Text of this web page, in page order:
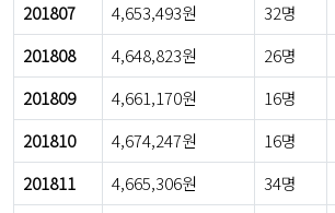
201807
4,653,493원 32명
201808
4,648,823원 26명
201809
4,661,170원 16명
201810
4,674,247원 16명
201811
4,665,306원 34명